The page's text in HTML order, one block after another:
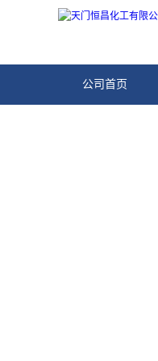
公司首页